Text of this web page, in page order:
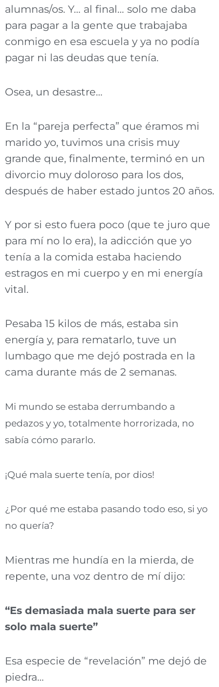
alumnas/os. Y… al final… solo me daba
para pagar a la gente que trabajaba
conmigo en esa escuela y ya no podía
pagar ni las deudas que tenía.
Osea, un desastre…
En la “pareja perfecta” que éramos mi
marido yo, tuvimos una crisis muy
grande que, finalmente, terminó en un
divorcio muy doloroso para los dos,
después de haber estado juntos 20 años.
Y por si esto fuera poco (que te juro que
para mí no lo era), la adicción que yo
tenía a la comida estaba haciendo
estragos en mi cuerpo y en mi energía
vital.
Pesaba 15 kilos de más, estaba sin
energía y, para rematarlo, tuve un
lumbago que me dejó postrada en la
cama durante más de 2 semanas.
Mi mundo se estaba derrumbando a
pedazos y yo, totalmente horrorizada, no
sabía cómo pararlo.
¡Qué mala suerte tenía, por dios!
¿Por qué me estaba pasando todo eso, si yo
no quería?
Mientras me hundía en la mierda, de
repente, una voz dentro de mí dijo:
“Es demasiada mala suerte para ser
solo mala suerte”
Esa especie de “revelación” me dejó de
piedra…